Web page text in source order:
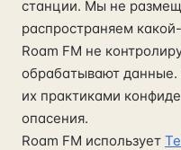
станции. Мы не
распространяем
Roam FM не
обрабатывают данные.
их практиками
опасения.
Roam FM использует